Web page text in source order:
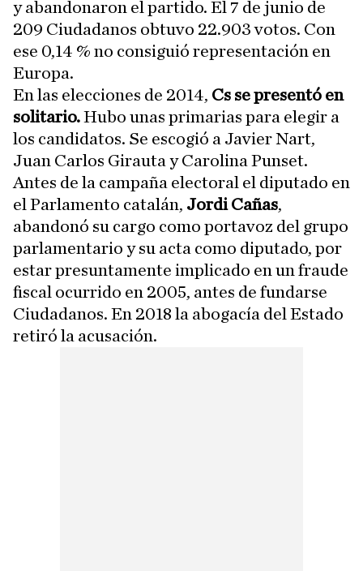
y abandonaron el partido. El 7 de junio de
209 Ciudadanos obtuvo 22.903 votos. Con
ese 0,14 % no consiguió representación en
Europa.
En las elecciones de 2014, Cs se presentó en
solitario.Hubo unas primarias para elegir a
los candidatos. Se escogió a Javier Nart,
Juan Carlos Girauta y Carolina Punset.
Antes de la campaña electoral el diputado en
el Parlamento catalán, Jordi Cañas,
abandonó su cargo como portavoz del grupo
parlamentario y su acta como diputado, por
estar presuntamente implicado en un fraude
fiscal ocurrido en 2005, antes de fundarse
Ciudadanos. En 2018 la abogacía del Estado
retiró la acusación.